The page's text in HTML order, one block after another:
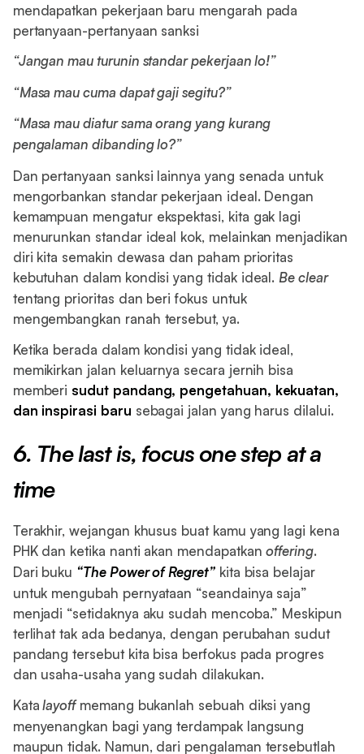
mendapatkan pekerjaan baru mengarah pada
pertanyaan-pertanyaan sanksi
“Jangan mau turunin standar pekerjaan lo!”
“Masa mau cuma dapat gaji segitu?”
“Masa mau diatur sama orang yang kurang
pengalaman dibanding lo?”
Dan pertanyaan sanksi lainnya yang senada untuk
mengorbankan standar pekerjaan ideal. Dengan
kemampuan mengatur ekspektasi, kita gak lagi
menurunkan standar ideal kok, melainkan menjadikan
diri kita semakin dewasa dan paham prioritas
kebutuhan dalam kondisi yang tidak ideal. Be clear
tentang prioritas dan beri fokus untuk
mengembangkan ranah tersebut, ya.
Ketika berada dalam kondisi yang tidak ideal,
memikirkan jalan keluarnya secara jernih bisa
memberi sudut pandang, pengetahuan, kekuatan,
dan inspirasi baru sebagai jalan yang harus dilalui.
6. The last is, focus one step at a
time
Terakhir, wejangan khusus buat kamu yang lagi kena
PHK dan ketika nanti akan mendapatkanoffering.
Dari buku “The Power of Regret”kita bisa belajar
untuk mengubah pernyataan “seandainya saja”
menjadi “setidaknya aku sudah mencoba.” Meskipun
terlihat tak ada bedanya, dengan perubahan sudut
pandang tersebut kita bisa berfokus pada progres
dan usaha-usaha yang sudah dilakukan.
Katalayoffmemang bukanlah sebuah diksi yang
menyenangkan bagi yang terdampak langsung
maupun tidak. Namun, dari pengalaman tersebutlah